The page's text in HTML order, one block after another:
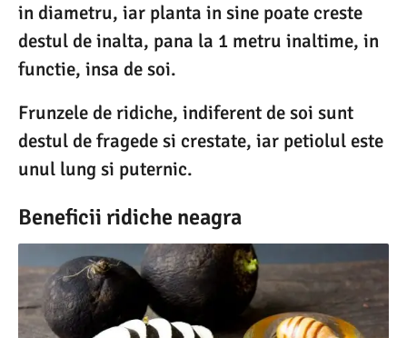
in diametru, iar planta in sine poate creste
destul de inalta, pana la 1 metru inaltime, in
functie, insa de soi.
Frunzele de ridiche, indiferent de soi sunt
destul de fragede si crestate, iar petiolul este
unul lung si puternic.
Beneficii ridiche neagra